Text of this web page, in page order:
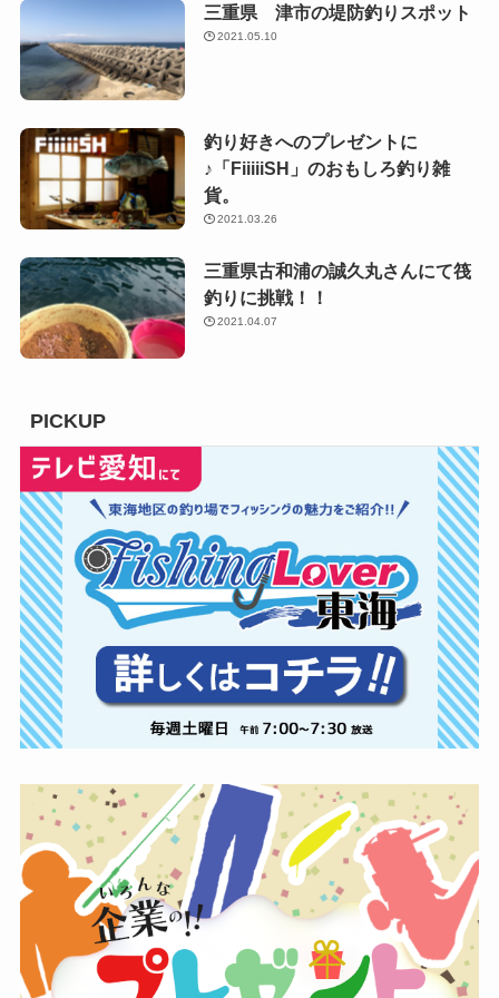
三重県 津市の堤防釣りスポット
2021.05.10
釣り好きへのプレゼントに
♪「FiiiiiSH」のおもしろ釣り雑
貨。
2021.03.26
三重県古和浦の誠久丸さんにて筏
釣りに挑戦！！
2021.04.07
PICKUP